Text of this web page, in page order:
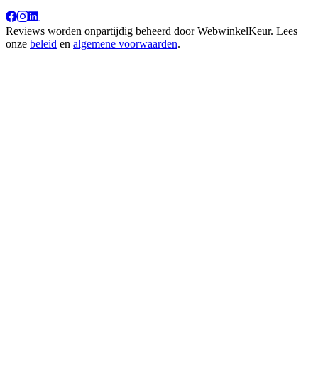
Reviews worden onpartijdig beheerd doorWebwinkelKeur. Lees
onze beleid en algemene voorwaarden.